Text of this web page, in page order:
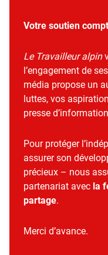
Votre soutien
Le Travailleur alpin
l’engagement de
média propose un
luttes, vos
presse
Pour protéger
assurer son
précieux – nous
partenariat avec la
partage.
Merci d’avance.